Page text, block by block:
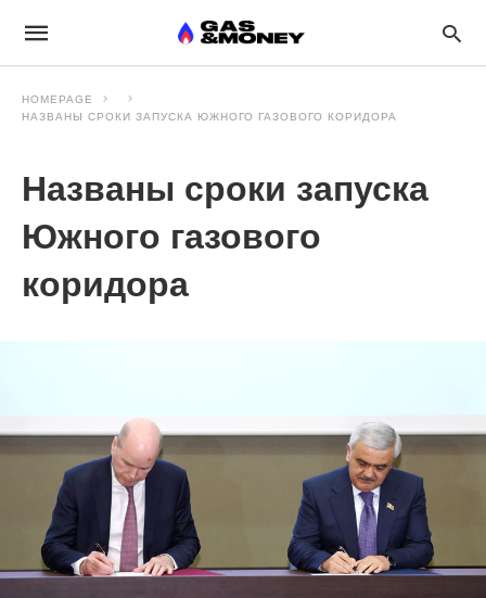
HOMEPAGE
НАЗВАНЫ СРОКИ ЗАПУСКА ЮЖНОГО ГАЗОВОГО КОРИДОРА
Названы сроки запуска
Южного газового
коридора